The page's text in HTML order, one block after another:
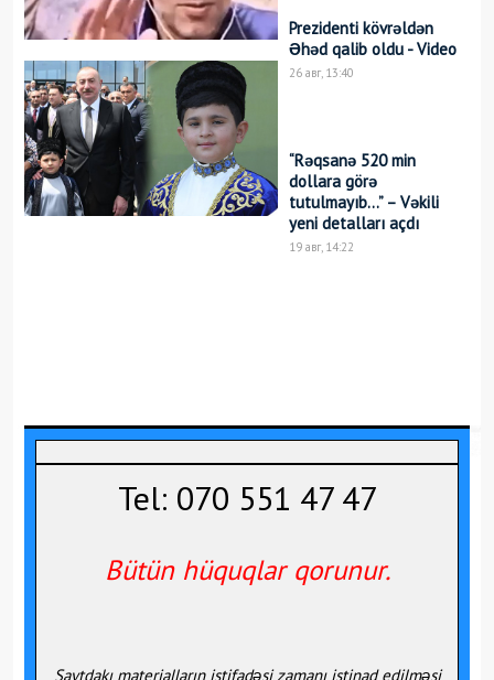
Prezidenti kövrəldən
Əhəd qalib oldu - Video
26 авг, 13:40
“Rəqsanə 520 min
dollara görə
tutulmayıb…” – Vəkili
yeni detalları açdı
19 авг, 14:22
Tel: 070 551 47 47
Bütün hüquqlar qorunur.
Saytdakı materialların istifadəsi zamanı istinad edilməsi